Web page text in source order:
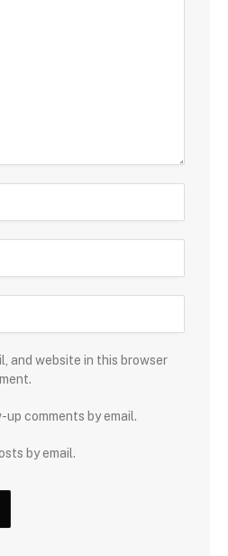
and website in this browser
comments by email.
by email.